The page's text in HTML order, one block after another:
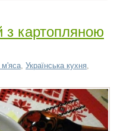
з картопляною
м'яса, Українська кухня,